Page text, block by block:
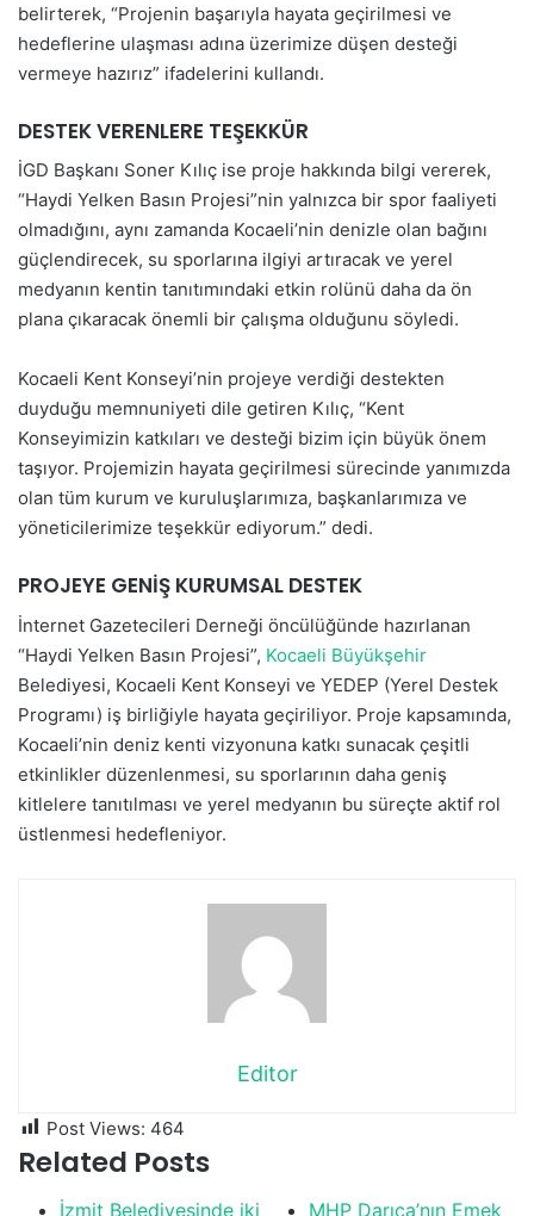
belirterek, “Projenin başarıyla hayata geçirilmesi ve
hedeflerine ulaşması adına üzerimize düşen desteği
vermeye hazırız” ifadelerini kullandı.
DESTEK VERENLERE TEŞEKKÜR
İGD Başkanı Soner Kılıç ise proje hakkında bilgi vererek,
“Haydi Yelken Basın Projesi”nin yalnızca bir spor faaliyeti
olmadığını, aynı zamanda Kocaeli’nin denizle olan bağını
güçlendirecek, su sporlarına ilgiyi artıracak ve yerel
medyanın kentin tanıtımındaki etkin rolünü daha da ön
plana çıkaracak önemli bir çalışma olduğunu söyledi.
Kocaeli Kent Konseyi’nin projeye verdiği destekten
duyduğu memnuniyeti dile getiren Kılıç, “Kent
Konseyimizin katkıları ve desteği bizim için büyük önem
taşıyor. Projemizin hayata geçirilmesi sürecinde yanımızda
olan tüm kurum ve kuruluşlarımıza, başkanlarımıza ve
yöneticilerimize teşekkür ediyorum.” dedi.
PROJEYE GENİŞ KURUMSAL DESTEK
İnternet Gazetecileri Derneği öncülüğünde hazırlanan
“Haydi Yelken Basın Projesi”, Kocaeli Büyükşehir
Belediyesi, Kocaeli Kent Konseyi ve YEDEP (Yerel Destek
Programı) iş birliğiyle hayata geçiriliyor. Proje kapsamında,
Kocaeli’nin deniz kenti vizyonuna katkı sunacak çeşitli
etkinlikler düzenlenmesi, su sporlarının daha geniş
kitlelere tanıtılması ve yerel medyanın bu süreçte aktif rol
üstlenmesi hedefleniyor.
Editor
Post Views: 464
Related Posts
İzmit Belediyesinde iki MHP Darıca’nın Emek